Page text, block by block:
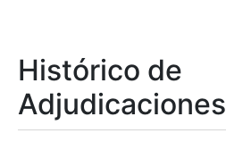
Histórico de
Adjudicaciones